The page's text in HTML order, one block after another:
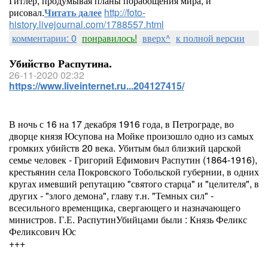
рисовал.Читать далее http://foto-
history.livejournal.com/1788557.html
комментарии: 0 понравилось! вверх^ к полной версии
Убийство Распутина.
26-11-2020 02:32
https://www.liveinternet.ru...204127415/
В ночь с 16 на 17 декабря 1916 года, в Петрограде, во
дворце князя Юсупова на Мойке произошло одно из самых
громких убийств 20 века. Убитым был близкий царской
семье человек - Григорий Ефимович Распутин (1864-1916),
крестьянин села Покровского Тобольской губернии, в одних
кругах имевший репутацию "святого старца" и "целителя", в
других - "злого демона", главу т.н. "Темных сил" -
всесильного временщика, свергающего и назначающего
министров. Г.Е. РаспутинУбийцами были : Князь Феликс
Феликсович Юс
+++